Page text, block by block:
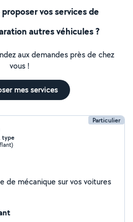
vos services de
autres véhicules ?
aux demandes près de chez
vous !
mes services
Particulier
type
de mécanique sur vos voitures